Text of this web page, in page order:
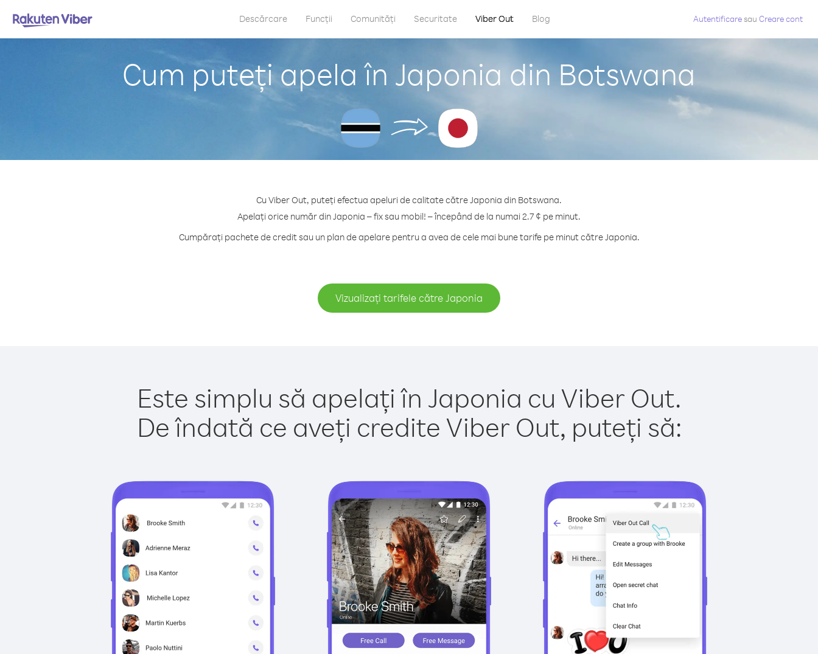
Descărcare Funcții Comunități Securitate Viber Out Blog Autentificaresau Creare cont
Cum puteți apela în Japonia din Botswana
Cu Viber Out, puteți efectua apeluri de calitate către Japonia din Botswana.
Apelați orice număr din Japonia – fix sau mobil! – începând de la numai 2.7 ¢ pe minut.
Cumpărați pachete de credit sau un plan de apelare pentru a avea de cele mai bune tarife pe minut către Japonia.
Vizualizați tarifele către Japonia
Este simplu să apelați în Japonia cu Viber Out.
De îndată ce aveți credite Viber Out, puteți să: